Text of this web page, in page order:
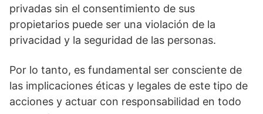
privadas sin el consentimiento de sus
propietarios⁢ puede ser ⁤una violación de la
privacidad y la seguridad de las personas.
Por lo tanto,​ es fundamental ser consciente de
las implicaciones éticas ⁣y⁢ legales de este⁢ tipo de
acciones y actuar con responsabilidad en todo